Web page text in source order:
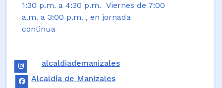
1:30 p.m. a 4:30 p.m. Viernes de 7:00
a.m. a 3:00 p.m. , en jornada
continua
alcaldiademanizales
Alcaldía de Manizales